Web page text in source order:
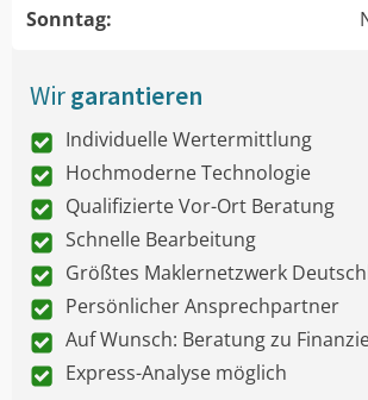
Sonntag:
Wirgarantieren
Individuelle Wertermittlung
Hochmoderne Technologie
Qualifizierte Vor-Ort Beratung
Schnelle Bearbeitung
Größtes Maklernetzwerk
Persönlicher Ansprechpartner
Auf Wunsch: Beratung zu
Express-Analyse möglich